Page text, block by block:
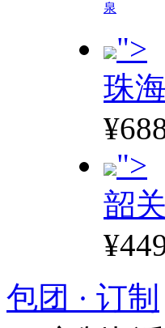
泉
">
珠
">
韶
包团 · 订制